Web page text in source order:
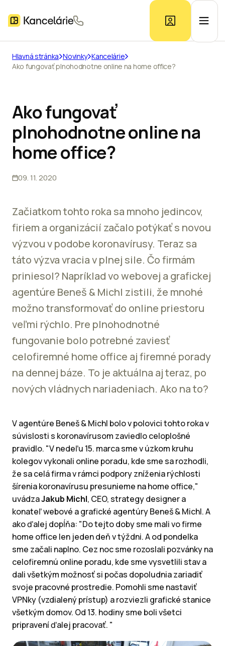
Ponuka kancelárií
Kontakt
Hlavná stránka Novinky Kancelárie
Ako fungovať plnohodnotne online na home office?
Ako fungovať
plnohodnotne online na
home office?
09. 11. 2020
Začiatkom tohto roka sa mnoho jedincov,
firiem a organizácií začalo potýkať s novou
výzvou v podobe koronavírusy. Teraz sa
táto výzva vracia v plnej sile. Čo firmám
priniesol? Napríklad vo webovej a grafickej
agentúre Beneš & Michl zistili, že mnohé
možno transformovať do online priestoru
veľmi rýchlo. Pre plnohodnotné
fungovanie bolo potrebné zaviesť
celofiremné home office aj firemné porady
na dennej báze. To je aktuálna aj teraz, po
nových vládnych nariadeniach. Ako na to?
V agentúre Beneš & Michl bolo v polovici tohto roka v
súvislosti s koronavírusom zaviedlo celoplošné
pravidlo. "V nedeľu 15. marca sme v úzkom kruhu
kolegov vykonali online poradu, kde sme sa rozhodli,
že sa celá firma v rámci podpory zníženia rýchlosti
šírenia koronavírusu presunieme na home office,"
uvádzaJakub Michl, CEO, strategy designer a
konateľ webové a grafické agentúry Beneš & Michl. A
ako ďalej dopĺňa: "Do tejto doby sme mali vo firme
home office len jeden deň v týždni. A od pondelka
sme začali naplno. Cez noc sme rozoslali pozvánky na
celofiremnú online poradu, kde sme vysvetlili stav a
dali všetkým možnosť si počas dopoludnia zariadiť
svoje pracovné prostredie. Pomohli sme nastaviť
VPNky (vzdialený prístup) a rozviezli grafické stanice
všetkým domov. Od 13. hodiny sme boli všetci
pripravení ďalej pracovať. "